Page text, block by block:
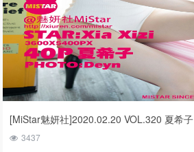
[MiStar魅妍社]2020.02.20 VOL.320 夏希子
3437